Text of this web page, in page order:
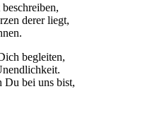
derer liegt,
begleiten,
Du bei uns bist,